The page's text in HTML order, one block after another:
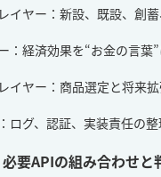
イヤー：新設、既設、創
：経済効果を“お金の言葉
イヤー：商品選定と将来
ログ、認証、実装責任の整
要APIの組み合わせと